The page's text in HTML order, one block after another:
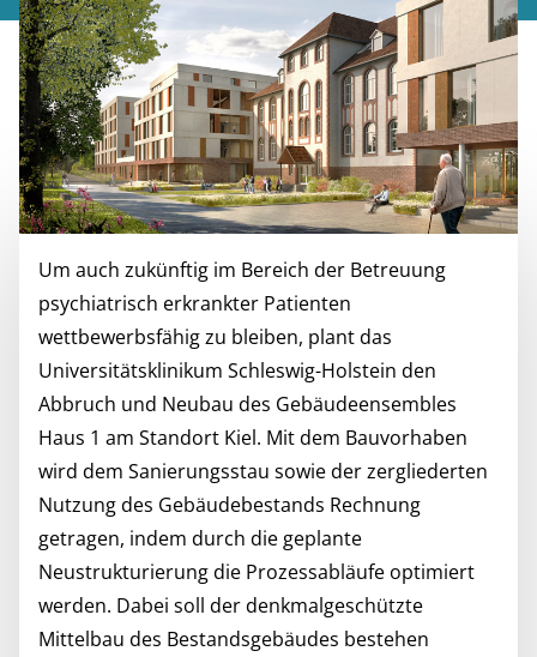
Um auch zukünftig im Bereich der Betreuung
psychiatrisch erkrankter Patienten
wettbewerbsfähig zu bleiben, plant das
Universitätsklinikum Schleswig-Holstein den
Abbruch und Neubau des Gebäudeensembles
Haus 1 am Standort Kiel. Mit dem Bauvorhaben
wird dem Sanierungsstau sowie der zergliederten
Nutzung des Gebäudebestands Rechnung
getragen, indem durch die geplante
Neustrukturierung die Prozessabläufe optimiert
werden. Dabei soll der denkmalgeschützte
Mittelbau des Bestandsgebäudes bestehen